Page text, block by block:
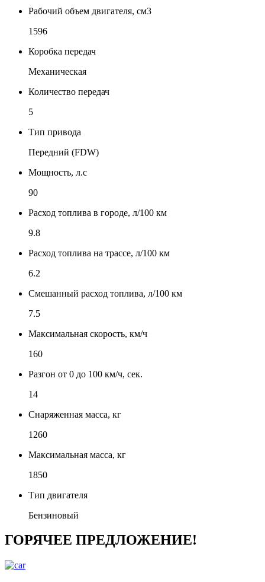
Рабочий объем двигателя, см3
1596
Коробка передач
Механическая
Количество передач
5
Тип привода
Передний (FDW)
Мощность, л.с
90
Расход топлива в городе, л/100 км
9.8
Расход топлива на трассе, л/100 км
6.2
Смешанный расход топлива, л/100 км
7.5
Максимальная скорость, км/ч
160
Разгон от 0 до 100 км/ч, сек.
14
Снаряженная масса, кг
1260
Максимальная масса, кг
1850
Тип двигателя
Бензиновый
ГОРЯЧЕЕ ПРЕДЛОЖЕНИЕ!